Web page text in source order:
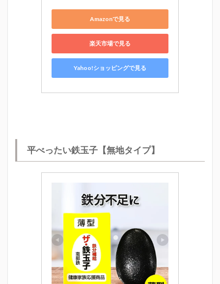
Amazonで見る
楽天市場で見る
Yahoo!ショッピングで見る
平べったい鉄玉子【無地タイプ】